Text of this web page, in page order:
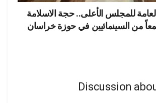
للمجلس الأعلى.. حجة الاسلامة
من السينمائيين في حوزة خراسان
Discussion